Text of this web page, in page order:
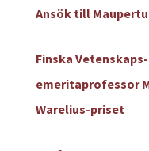
Ansök till
Finska
emeritaprofessor
Warelius-priset